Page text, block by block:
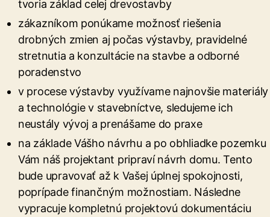
tvoria základ celej drevostavby
zákazníkom ponúkame možnosť riešenia
drobných zmien aj počas výstavby, pravidelné
stretnutia a konzultácie na stavbe a odborné
poradenstvo
v procese výstavby využívame najnovšie materiály
a technológie v stavebníctve, sledujeme ich
neustály vývoj a prenášame do praxe
na základe Vášho návrhu a po obhliadke pozemku
Vám náš projektant pripraví návrh domu. Tento
bude upravovať až k Vašej úplnej spokojnosti,
poprípade finančným možnostiam. Následne
vypracuje kompletnú projektovú dokumentáciu